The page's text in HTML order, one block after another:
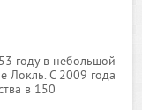
году в небольшой
Локль. С 2009 года
в 150